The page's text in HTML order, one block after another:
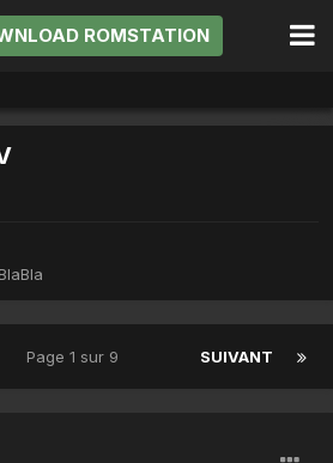
ROMSTATION
BlaBla
SUIVANT
Page 1 sur 9